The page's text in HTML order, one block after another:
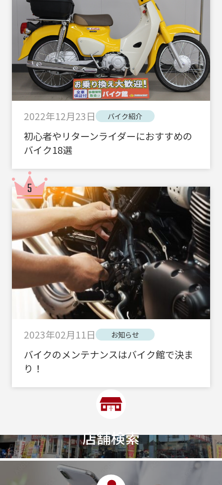
2022年12月23日 バイク紹介
初心者やリターンライダーにおすすめの
バイク18選
2023年02月11日 お知らせ
バイクのメンテナンスはバイク館で決ま
り！
店舗検索